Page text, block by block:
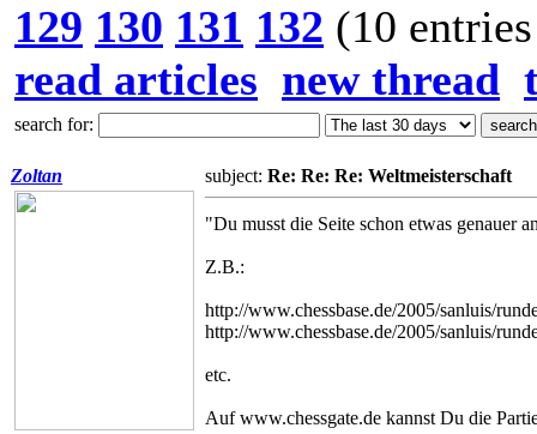
129 130 131 132 (10
read articles new thread
search for:
Zoltan subject: Re: Re: Re: Weltmeisterschaft
"Du musst die Seite schon etwas genauer
Z.B.:
http://www.chessbase.de/2005/sanluis/
http://www.chessbase.de/2005/sanluis/
etc.
Auf www.chessgate.de kannst Du die